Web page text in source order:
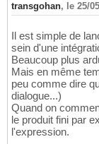
transgohan, le 25/
Il est simple de
sein d'une
Beaucoup plus
Mais en même
peu comme dire
dialogue...)
Quand on
le produit fini par
l'expression.